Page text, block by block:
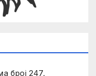
број 247,